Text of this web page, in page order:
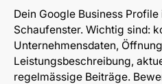
Dein Google Business
Schaufenster. Wichtig sind:
Unternehmensdaten,
Leistungsbeschreibung,
regelmässige Beiträge.